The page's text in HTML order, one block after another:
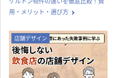
いためのポイント！費用相場やスケ
店舗開業